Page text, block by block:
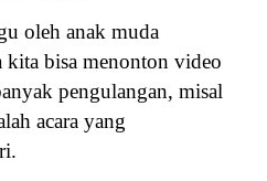
oleh anak muda
bisa menonton video
pengulangan, misal
acara yang